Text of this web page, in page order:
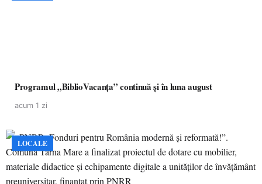
Programul „BiblioVacanța” continuă și în luna august
acum 1 zi
LOCALE